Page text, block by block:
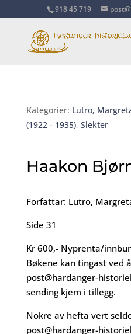
918 45 719
Kategorier: Lutro,
(1922 - 1935), Slekter
Haakon
Forfattar: Lutro,
Side 31
Kr 600,- Nyprenta/
Bøkene kan tingast ved
post@hardanger-
sending kjem i tillegg.
Nokre av hefta vert
post@hardanger-